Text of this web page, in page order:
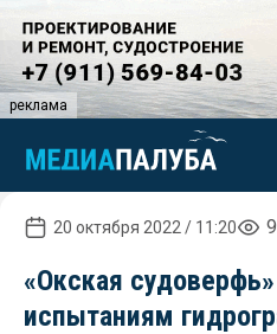
реклама
20 октября 2022 / 11:20
«Окская
испытаниям